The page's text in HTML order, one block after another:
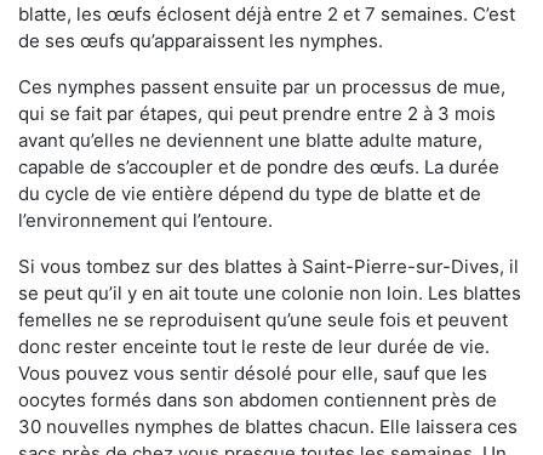
blatte, les œufs éclosent déjà entre 2 et 7 semaines. C’est
de ses œufs qu’apparaissent les nymphes.
Ces nymphes passent ensuite par un processus de mue,
qui se fait par étapes, qui peut prendre entre 2 à 3 mois
avant qu’elles ne deviennent une blatte adulte mature,
capable de s’accoupler et de pondre des œufs. La durée
du cycle de vie entière dépend du type de blatte et de
l’environnement qui l’entoure.
Si vous tombez sur des blattes à Saint-Pierre-sur-Dives, il
se peut qu’il y en ait toute une colonie non loin. Les blattes
femelles ne se reproduisent qu’une seule fois et peuvent
donc rester enceinte tout le reste de leur durée de vie.
Vous pouvez vous sentir désolé pour elle, sauf que les
oocytes formés dans son abdomen contiennent près de
30 nouvelles nymphes de blattes chacun. Elle laissera ces